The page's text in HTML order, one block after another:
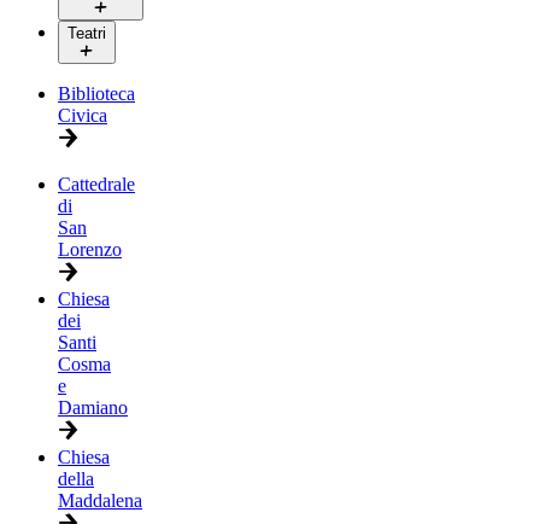
Teatri
Biblioteca
Civica
Cattedrale
di
San
Lorenzo
Chiesa
dei
Santi
Cosma
e
Damiano
Chiesa
della
Maddalena